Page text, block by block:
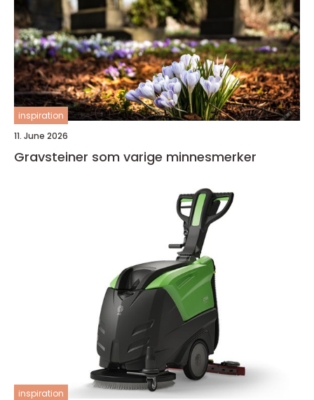
inspiration
11. June 2026
Gravsteiner som varige minnesmerker
inspiration